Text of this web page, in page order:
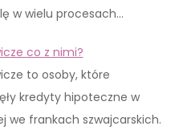
w wielu procesach…
co z nimi?
to osoby, które
kredyty hipoteczne w
we frankach szwajcarskich.